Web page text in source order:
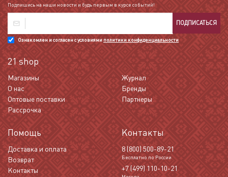
Подпишись на наши новости и будь первым в курсе событий!
ПОДПИСАТЬСЯ
Ознакомлен и согласен с условиямиполитики конфиденциальности
21 shop
Магазины
Журнал
О нас
Бренды
Оптовые поставки
Партнеры
Рассрочка
Помощь
Доставка и оплата
Возврат
Контакты
Контакты
8 (800) 500-89-21
Бесплатно по России
+7 (499) 110-10-21